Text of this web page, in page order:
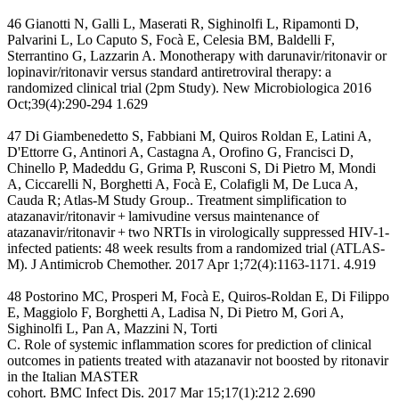
46 Gianotti N, Galli L, Maserati R, Sighinolfi L, Ripamonti D,
Palvarini L, Lo Caputo S, Focà E, Celesia BM, Baldelli F,
Sterrantino G, Lazzarin A. Monotherapy with darunavir/ritonavir or
lopinavir/ritonavir versus standard antiretroviral therapy: a
randomized clinical trial (2pm Study). New Microbiologica 2016
Oct;39(4):290-294 1.629
47 Di Giambenedetto S, Fabbiani M, Quiros Roldan E, Latini A,
D'Ettorre G, Antinori A, Castagna A, Orofino G, Francisci D,
Chinello P, Madeddu G, Grima P, Rusconi S, Di Pietro M, Mondi
A, Ciccarelli N, Borghetti A, Focà E, Colafigli M, De Luca A,
Cauda R; Atlas-M Study Group.. Treatment simplification to
atazanavir/ritonavir + lamivudine versus maintenance of
atazanavir/ritonavir + two NRTIs in virologically suppressed HIV-1-
infected patients: 48 week results from a randomized trial (ATLAS-
M). J Antimicrob Chemother. 2017 Apr 1;72(4):1163-1171. 4.919
48 Postorino MC, Prosperi M, Focà E, Quiros-Roldan E, Di Filippo
E, Maggiolo F, Borghetti A, Ladisa N, Di Pietro M, Gori A,
Sighinolfi L, Pan A, Mazzini N, Torti
C. Role of systemic inflammation scores for prediction of clinical
outcomes in patients treated with atazanavir not boosted by ritonavir
in the Italian MASTER
cohort. BMC Infect Dis. 2017 Mar 15;17(1):212 2.690